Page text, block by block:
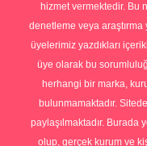
hizmet vermektedir. Bu
denetleme veya
üyelerimiz yazdıkları
üye olarak bu
herhangi bir marka,
bulunmamaktadır.
paylaşılmaktadır. Burada
olup, gerçek kurum ve